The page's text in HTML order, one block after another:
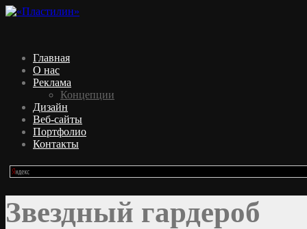
Главная
О нас
Реклама
Концепции
Дизайн
Веб-сайты
Портфолио
Контакты
Звездный гардероб